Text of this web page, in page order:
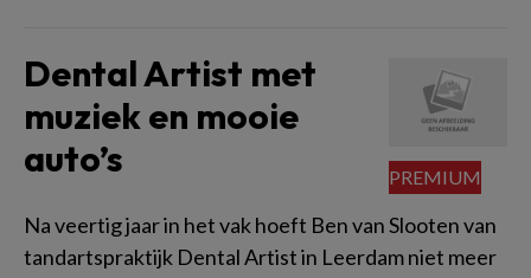
Dental Artist met
muziek en mooie
auto’s
Na veertig jaar in het vak hoeft Ben van Slooten van
tandartspraktijk Dental Artist in Leerdam niet meer